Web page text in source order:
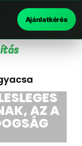
Ajánlatkérés
AZ A